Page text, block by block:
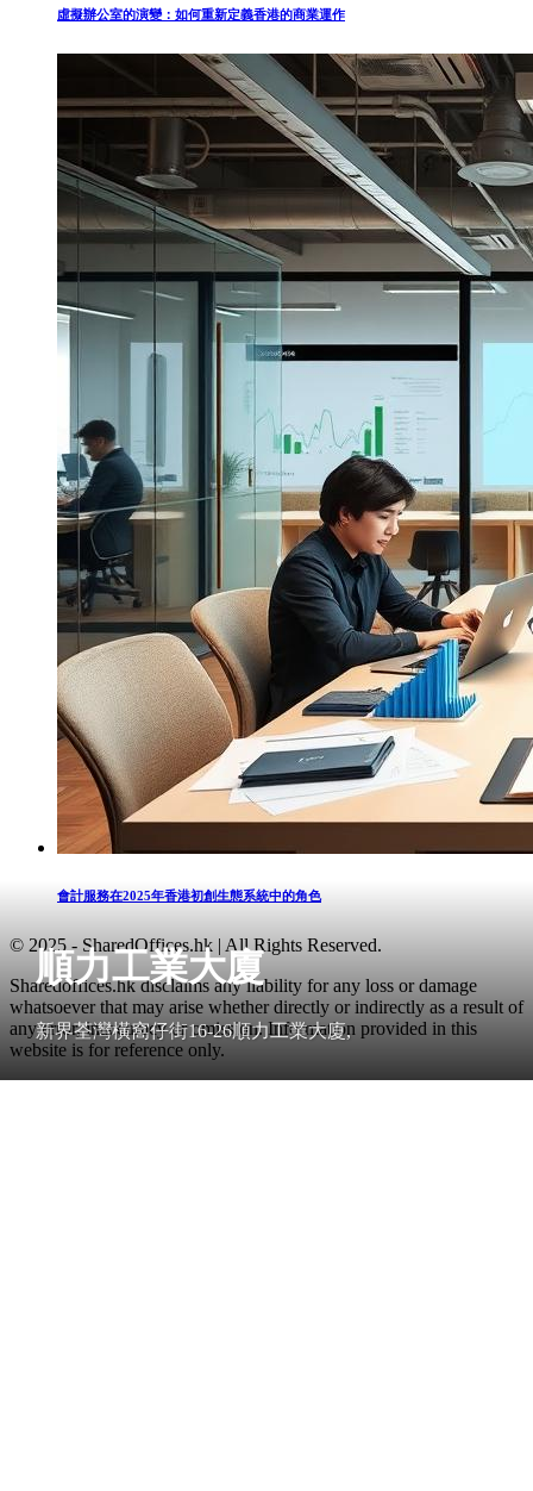
順力工業大廈
新界荃灣橫窩仔街16-26順力工業大廈,
虛擬辦公室的演變：如何重新定義香港的商業運作
會計服務在2025年香港初創生態系統中的角色
© 2025 - SharedOffices.hk | All Rights Reserved.
Sharedoffices.hk disclaims any liability for any loss or damage
whatsoever that may arise whether directly or indirectly as a result of
any error, inaccuracy or omission. Information provided in this
website is for reference only.